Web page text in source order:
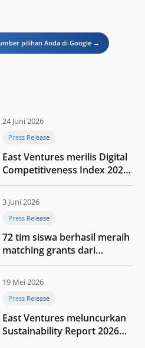
pilihan Anda di Google →
24 Juni 2026
Press Release
East Ventures merilis Digital
Competitiveness Index 2026,
menyoroti fase transformasi
digital Indonesia selanjutnya
3 Juni 2026
Press Release
72 tim siswa berhasil meraih
matching grants dari
program My First $1000
19 Mei 2026
Press Release
East Ventures meluncurkan
Sustainability Report 2026